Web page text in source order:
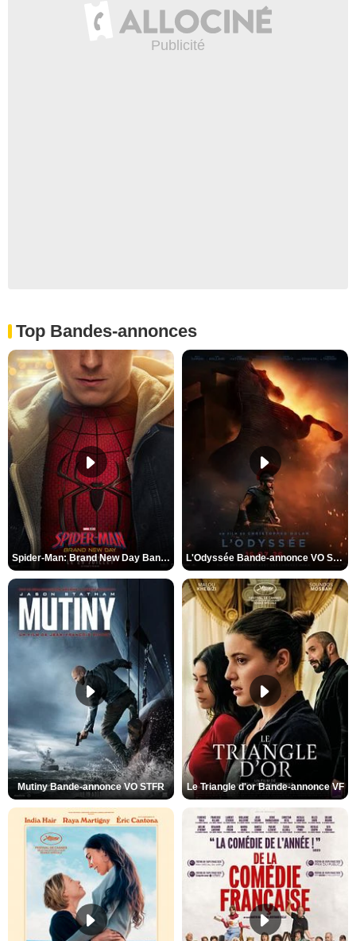
Top Bandes-annonces
Spider-Man: Brand New Day Bande-annonce VO STFR L'Odyssée Bande-annonce VO STFR
Mutiny Bande-annonce VO STFR Le Triangle d'or Bande-annonce VF